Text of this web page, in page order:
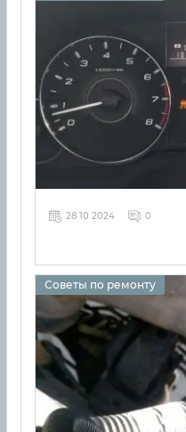
28 10 2024 0
Советы по ремонту